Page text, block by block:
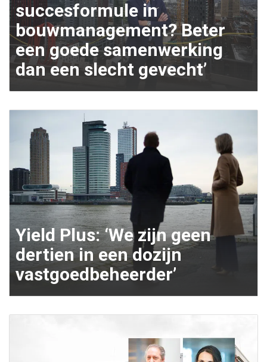
succesformule in
bouwmanagement? Beter
een goede samenwerking
dan een slecht gevecht’
Yield Plus: ‘We zijn geen
dertien in een dozijn
vastgoedbeheerder’